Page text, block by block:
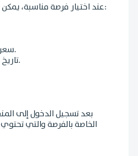
عند اختيار فرصة مناسبة، يمكن الضغط على اسمها للاطلاع على:
سعر كراسة الشروط والمواصفات.
تاريخ بدء ونهاية استقبال العروض.
بعد تسجيل الدخول إلى
الخاصة بالفرصة والتي